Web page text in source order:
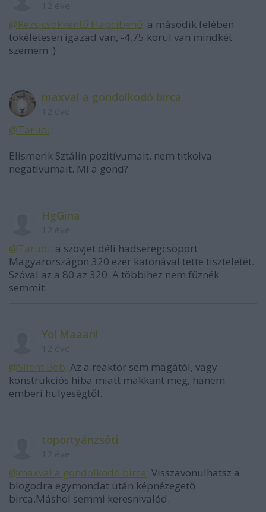
@Rezsicsökkentő Hapcibenő: a második felében
tökéletesen igazad van, -4,75 körül van mindkét
szemem :)
maxval a gondolkodó birca
@Tarudi:
Elismerik Sztálin pozitívumait, nem titkolva
negatívumait. Mi a gond?
HgGina
@Tarudi: a szovjet déli hadseregcsoport
Magyarországon 320 ezer katonával tette tiszteletét.
Szóval az a 80 az 320. A többihez nem fűznék
semmit.
Yo! Maaan!
@Silent Bob: Az a reaktor sem magától, vagy
konstrukciós hiba miatt makkant meg, hanem
emberi hülyeségtől.
toportyánzsóti
@maxval a gondolkodó birca: Visszavonulhatsz a
blogodra egymondat után képnézegető
birca.Máshol semmi keresnivalód.